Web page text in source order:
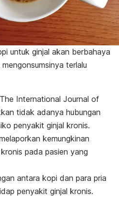
untuk ginjal akan berbahaya
terlalu
The International Journal of
tidak adanya hubungan
penyakit ginjal kronis.
kemungkinan
pada pasien yang
antara kopi dan para pria
penyakit ginjal kronis.